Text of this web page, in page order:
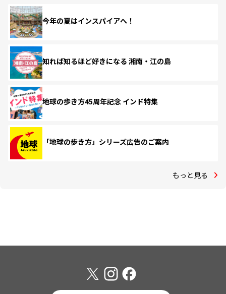
今年の夏はインスパイアへ！
知れば知るほど好きになる 湘南・江の島
地球の歩き方45周年記念 インド特集
「地球の歩き方」シリーズ広告のご案内
もっと見る